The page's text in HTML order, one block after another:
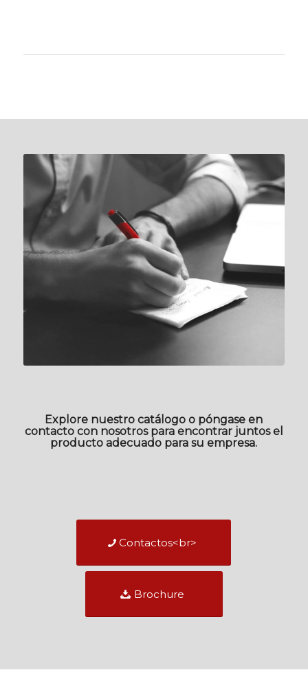
Explore nuestro catálogo o póngase en
contacto con nosotros para encontrar juntos el
producto adecuado para su empresa.
Contactos<br>
Brochure